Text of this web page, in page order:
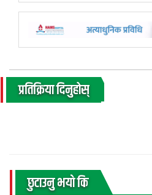
प्रतिक्रिया दिनुहोस्
छुटाउनु भयाे कि